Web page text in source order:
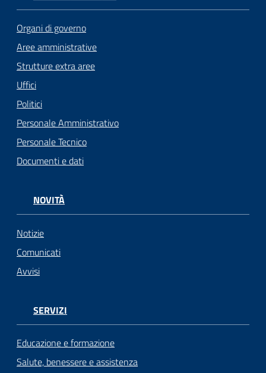
Organi di governo
Aree amministrative
Strutture extra aree
Uffici
Politici
Personale Amministrativo
Personale Tecnico
Documenti e dati
NOVITÀ
Notizie
Comunicati
Avvisi
SERVIZI
Educazione e formazione
Salute, benessere e assistenza